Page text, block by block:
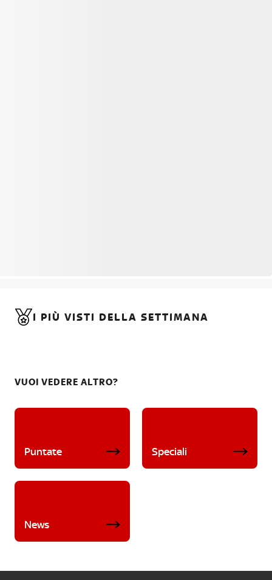
I PIÙ VISTI DELLA SETTIMANA
VUOI VEDERE ALTRO?
Puntate Speciali
News